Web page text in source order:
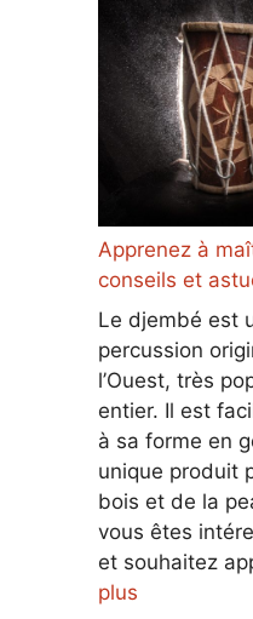
Apprenez à
conseils et
Le djembé est
percussion
l’Ouest, très
entier. Il est
à sa forme en
unique produit
bois et de la
vous êtes
et souhaitez
plus